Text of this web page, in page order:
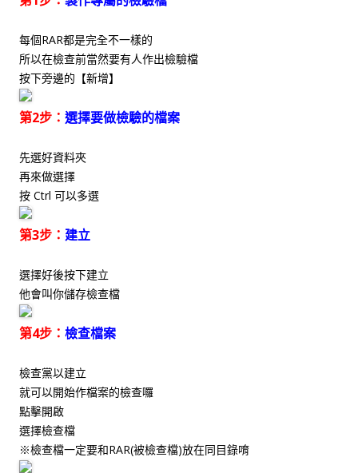
每個RAR都是完全不一樣的
所以在檢查前當然要有人作出檢驗檔
按下旁邊的【新增】
第2步： 選擇要做檢驗的檔案
先選好資料夾
再來做選擇
按 Ctrl 可以多選
第3步： 建立
選擇好後按下建立
他會叫你儲存檢查檔
第4步： 檢查檔案
檢查黨以建立
就可以開始作檔案的檢查囉
點擊開啟
選擇檢查檔
※檢查檔一定要和RAR(被檢查檔)放在同目錄唷